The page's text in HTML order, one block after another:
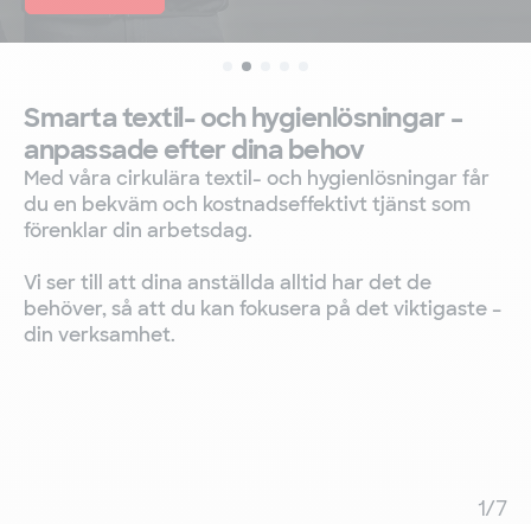
Smarta textil- och hygienlösningar –
anpassade efter dina behov
Med våra cirkulära textil- och hygienlösningar får
du en bekväm och kostnadseffektivt tjänst som
förenklar din arbetsdag.
Vi ser till att dina anställda alltid har det de
behöver, så att du kan fokusera på det viktigaste –
din verksamhet.
1/7